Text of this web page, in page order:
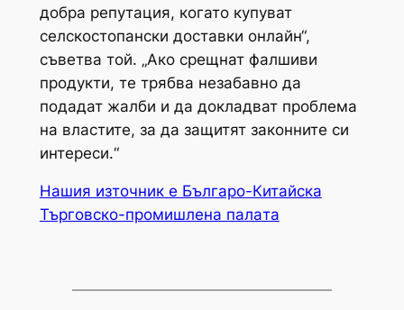
добра репутация, когато купуват
селскостопански доставки онлайн“,
съветва той. „Ако срещнат фалшиви
продукти, те трябва незабавно да
подадат жалби и да докладват проблема
на властите, за да защитят законните си
интереси.“
Нашия източник е Българо-Китайска
Търговско-промишлена палaта